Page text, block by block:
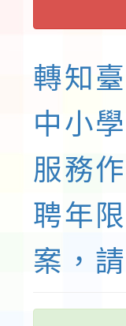
轉知
中小
服務
聘年
案，